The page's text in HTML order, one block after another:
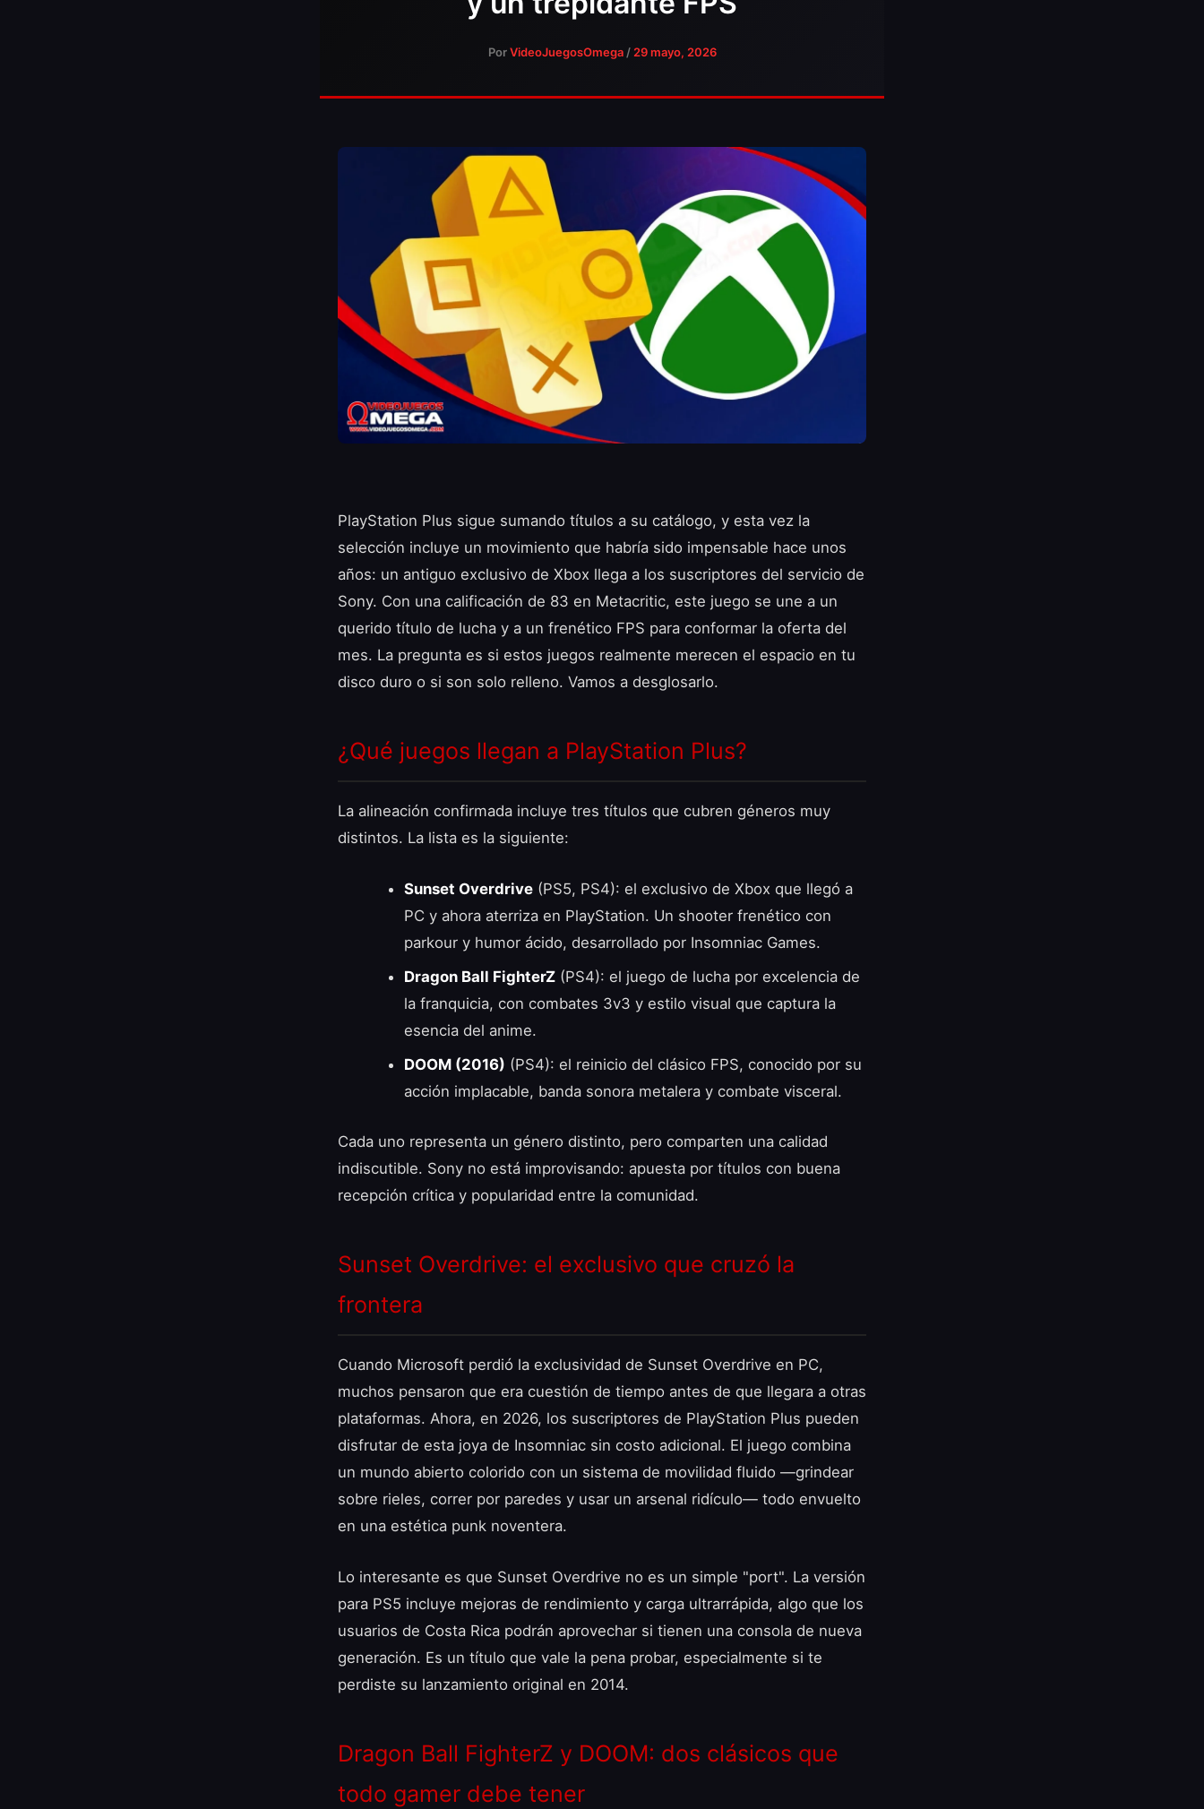
PorVideoJuegosOmega / 29 mayo, 2026
PlayStation Plus sigue sumando títulos a su catálogo, y esta vez la
selección incluye un movimiento que habría sido impensable hace unos
años: un antiguo exclusivo de Xbox llega a los suscriptores del servicio de
Sony. Con una calificación de 83 en Metacritic, este juego se une a un
querido título de lucha y a un frenético FPS para conformar la oferta del
mes. La pregunta es si estos juegos realmente merecen el espacio en tu
disco duro o si son solo relleno. Vamos a desglosarlo.
¿Qué juegos llegan a PlayStation Plus?
La alineación confirmada incluye tres títulos que cubren géneros muy
distintos. La lista es la siguiente:
Sunset Overdrive (PS5, PS4): el exclusivo de Xbox que llegó a
PC y ahora aterriza en PlayStation. Un shooter frenético con
parkour y humor ácido, desarrollado por Insomniac Games.
Dragon Ball FighterZ (PS4): el juego de lucha por excelencia de
la franquicia, con combates 3v3 y estilo visual que captura la
esencia del anime.
DOOM (2016) (PS4): el reinicio del clásico FPS, conocido por su
acción implacable, banda sonora metalera y combate visceral.
Cada uno representa un género distinto, pero comparten una calidad
indiscutible. Sony no está improvisando: apuesta por títulos con buena
recepción crítica y popularidad entre la comunidad.
Sunset Overdrive: el exclusivo que cruzó la
frontera
Cuando Microsoft perdió la exclusividad de Sunset Overdrive en PC,
muchos pensaron que era cuestión de tiempo antes de que llegara a otras
plataformas. Ahora, en 2026, los suscriptores de PlayStation Plus pueden
disfrutar de esta joya de Insomniac sin costo adicional. El juego combina
un mundo abierto colorido con un sistema de movilidad fluido —grindear
sobre rieles, correr por paredes y usar un arsenal ridículo— todo envuelto
en una estética punk noventera.
Lo interesante es que Sunset Overdrive no es un simple "port". La versión
para PS5 incluye mejoras de rendimiento y carga ultrarrápida, algo que los
usuarios de Costa Rica podrán aprovechar si tienen una consola de nueva
generación. Es un título que vale la pena probar, especialmente si te
perdiste su lanzamiento original en 2014.
Dragon Ball FighterZ y DOOM: dos clásicos que
todo gamer debe tener